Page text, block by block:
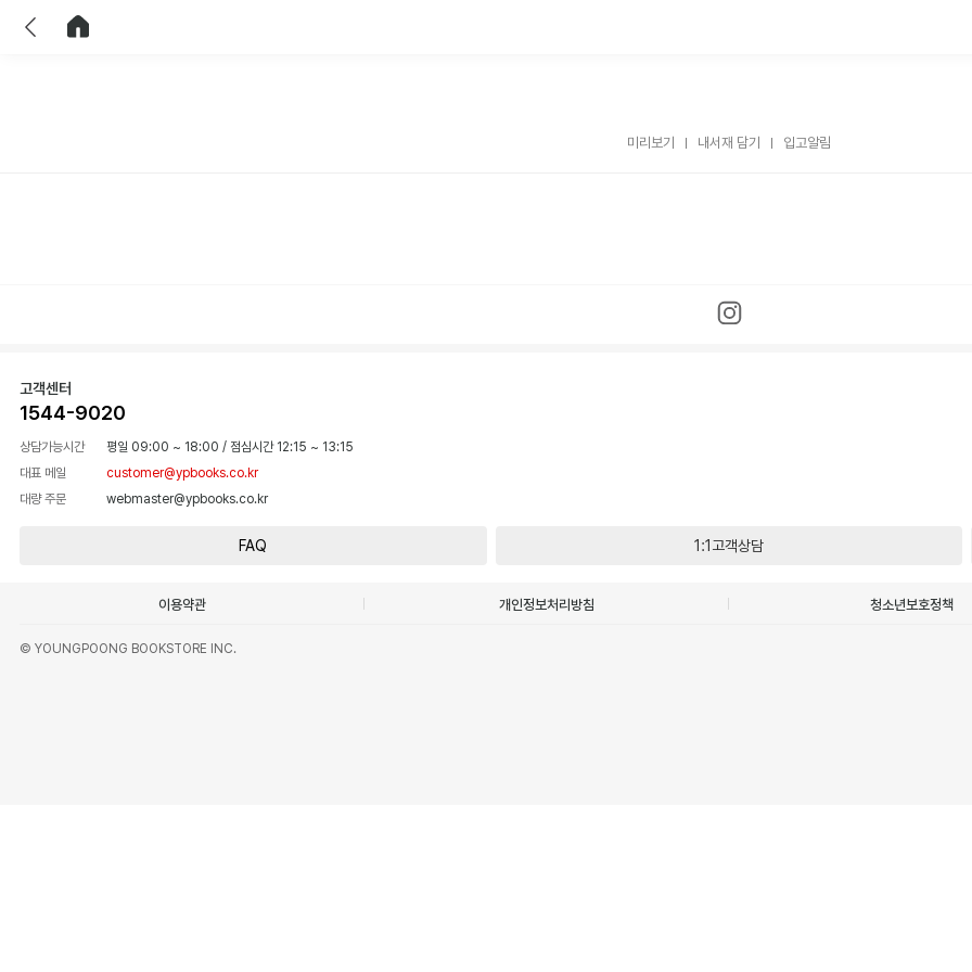
미리보기 내서재 담기 입고알림
고객센터
1544-9020
상담가능시간 평일 09:00 ~ 18:00 / 점심시간 12:15 ~ 13:15
대표 메일
customer@ypbooks.co.kr
대량 주문
webmaster@ypbooks.co.kr
FAQ 1:1고객상담
이용약관 개인정보처리방침 청소년보호정책
© YOUNGPOONG BOOKSTORE INC.